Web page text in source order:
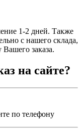
1-2 дней. Также
с нашего склада,
заказа.
на сайте?
по телефону